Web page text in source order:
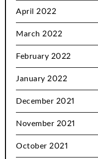
April 2022
March 2022
February 2022
January 2022
December 2021
November 2021
October 2021